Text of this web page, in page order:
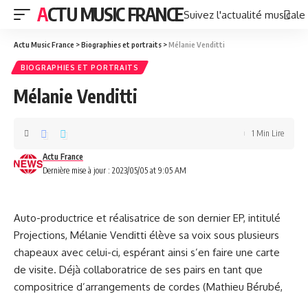
ACTU MUSIC FRANCESuivez l'actualité
Actu Music France >Biographies et portraits >Mélanie Venditti
BIOGRAPHIES ET PORTRAITS
Mélanie Venditti
Dernière mise à jour : 2023/05/05 at 9:05 AM
Actu France
1 Min Lire
Auto-productrice et réalisatrice de son dernier EP, intitulé
Projections, Mélanie Venditti élève sa voix sous plusieurs
chapeaux avec celui-ci, espérant ainsi s’en faire une carte
de visite. Déjà collaboratrice de ses pairs en tant que
compositrice d’arrangements de cordes (Mathieu Bérubé,